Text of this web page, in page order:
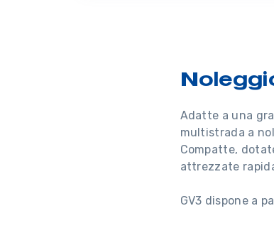
Adatte a una
multistrada a
Compatte,
attrezzate
GV3 dispone a